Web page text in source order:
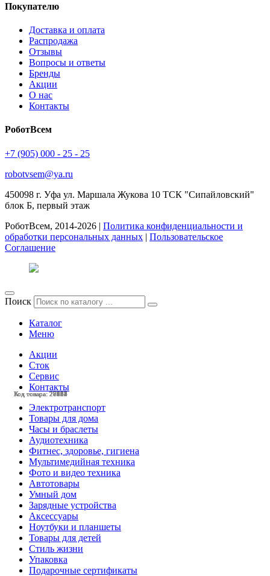
Код товара: 28438
Код товара: 28113
Код товара: 27964
Код товара: 27963
Код товара: 27584
Код товара: 27504
Код товара: 27251
Код товара: 27112
Код товара: 27037
Код товара: 27031
Код товара: 26658
Код товара: 28221
Покупателю
Доставка и оплата
Распродажа
Отзывы
Вопросы и ответы
Бренды
Акции
О нас
Контакты
РоботВсем
+7 (905) 000 - 25 - 25
robotvsem@ya.ru
450098 г. Уфа ул. Маршала Жукова 10 ТСК "Сипайловский"
блок Б, первый этаж
РоботВсем, 2014-2026 | Политика конфиденциальности и
обработки персональных данных | Пользовательское
Соглашение
Поиск
Каталог
Меню
Акции
Сток
Сервис
Контакты
Электротранспорт
Товары для дома
Часы и браслеты
Аудиотехника
Фитнес, здоровье, гигиена
Мультимедийная техника
Фото и видео техника
Автотовары
Умный дом
Зарядные устройства
Аксессуары
Ноутбуки и планшеты
Товары для детей
Стиль жизни
Упаковка
Подарочные сертификаты